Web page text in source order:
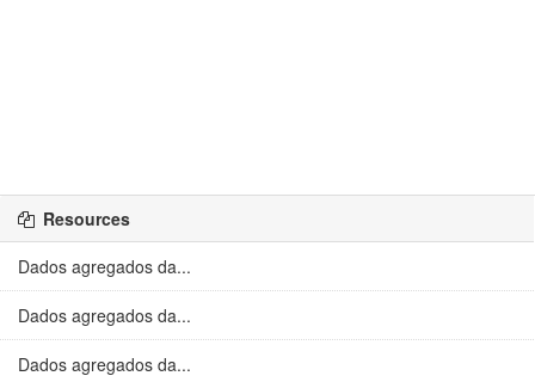
Resources
Dados agregados da...
Dados agregados da...
Dados agregados da...